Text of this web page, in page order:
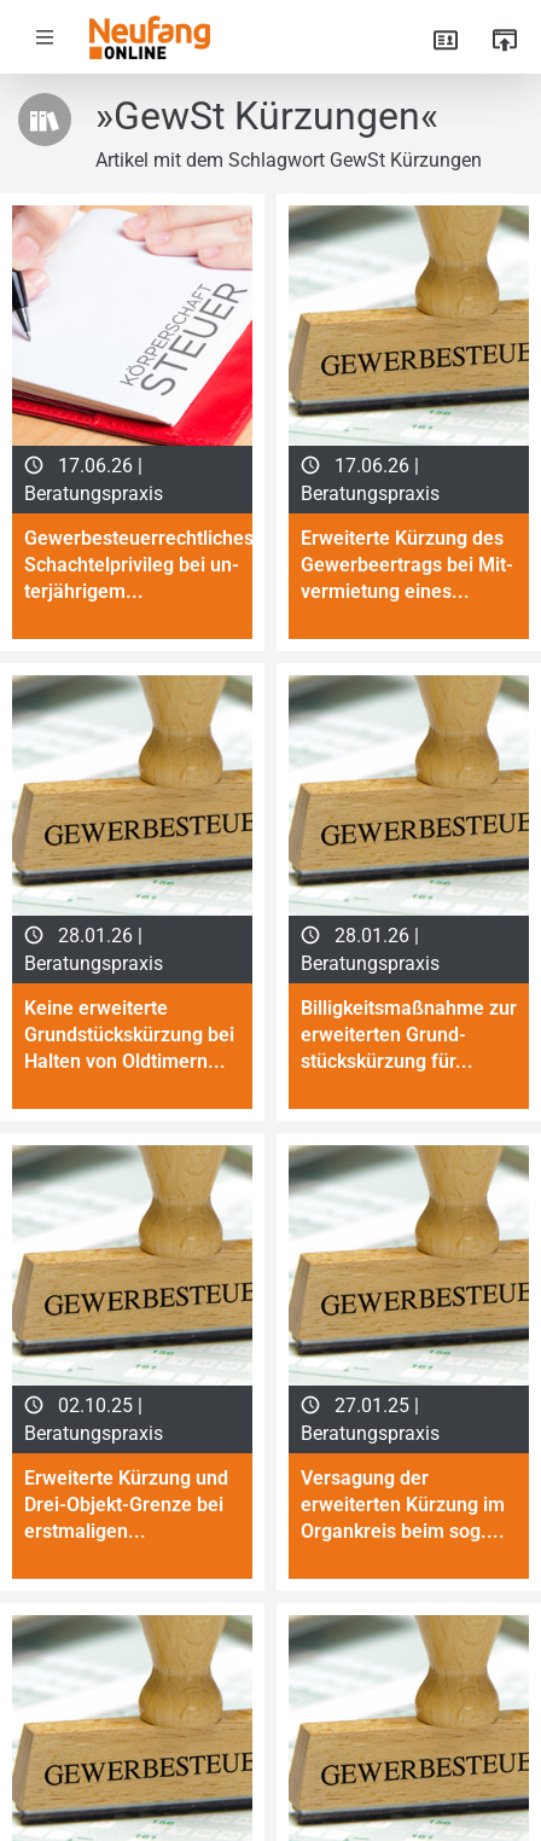
»GewSt Kürzungen«
Artikel mit dem Schlagwort GewSt Kürzungen
17.06.26 |
Beratungspraxis
Gewerbesteuerrechtliches
Schachtelprivileg bei un­
ter­jäh­ri­gem...
17.06.26 |
Beratungspraxis
Erweiterte Kürzung des
Gewerbeertrags bei Mit­
ver­mie­tung eines...
28.01.26 |
Beratungspraxis
Keine erweiterte
Grundstückskürzung bei
Halten von Old­timern...
28.01.26 |
Beratungspraxis
Billigkeitsmaßnahme zur
erweiterten Grund­
stücks­kür­zung für...
02.10.25 |
Beratungspraxis
Erweiterte Kürzung und
Drei-Objekt-Grenze bei
erst­ma­ligen...
27.01.25 |
Beratungspraxis
Versagung der
erweiterten Kürzung im
Organkreis beim sog....